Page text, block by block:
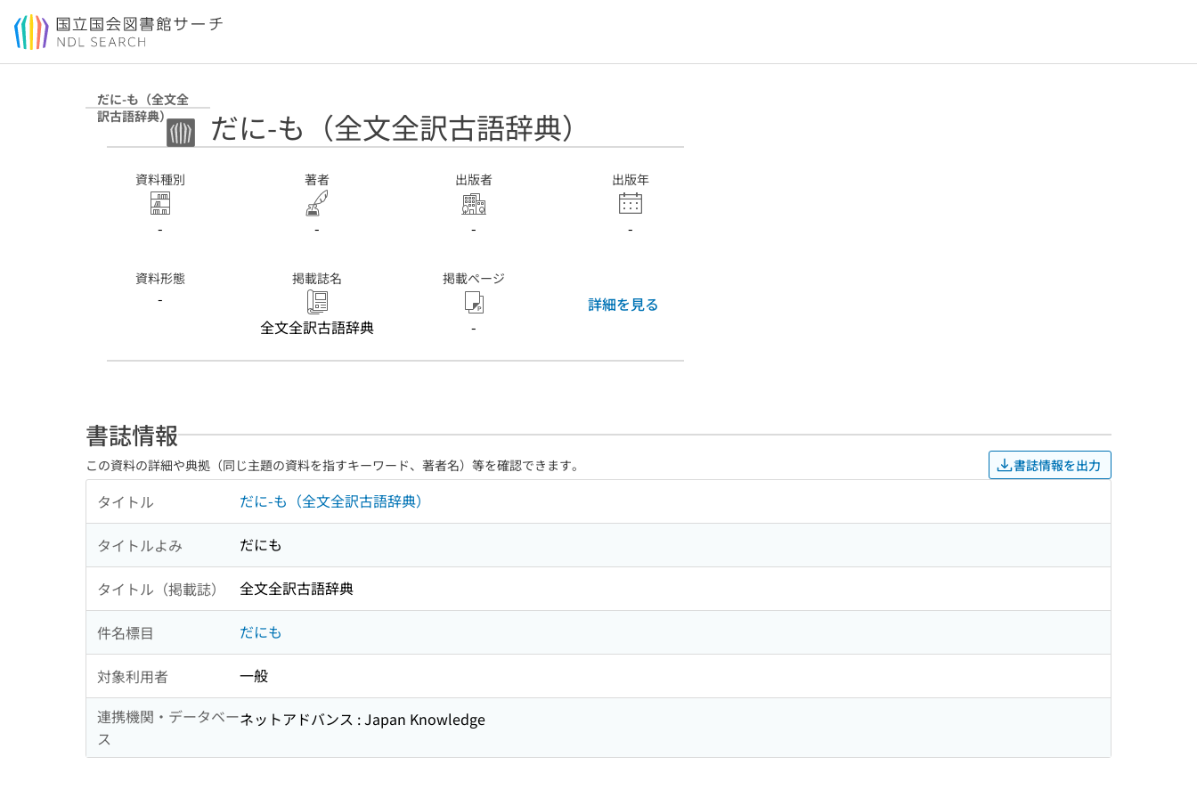
本文へ移動
だに-も（全文全
訳古語辞典）
だに-も（全文全訳古語辞典）
資料種別
-
著者
-
出版者
-
出版年
-
資料形態
-
掲載誌名
全文全訳古語辞典
掲載ページ
-
詳細を見る
書誌情報
この資料の詳細や典拠（同じ主題の資料を指すキーワード、著者名）等を確認できます。 書誌情報を出力
タイトル だに-も（全文全訳古語辞典）
タイトルよみ だにも
タイトル（掲載誌） 全文全訳古語辞典
件名標目 だにも
対象利用者
一般
連携機関・データベー
ス
ネットアドバンス : Japan Knowledge